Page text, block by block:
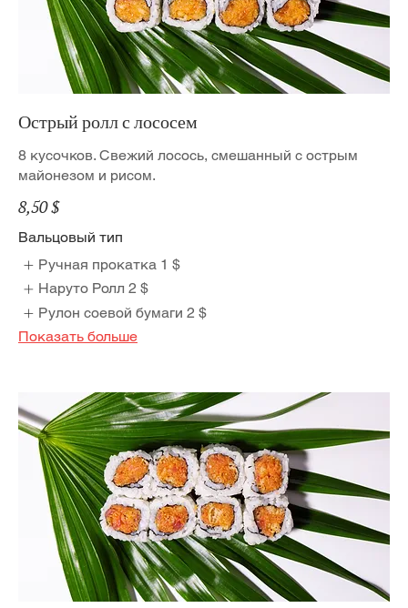
Острый ролл с лососем
8 кусочков. Свежий лосось, смешанный с острым
майонезом и рисом.
8,50 $
Вальцовый тип
Ручная прокатка 1 $
Наруто Ролл 2 $
Рулон соевой бумаги 2 $
Показать больше